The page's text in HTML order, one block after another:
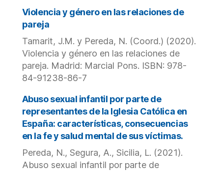
infantil.
victimización
sexual
contra
la
infancia
en
España:
y
líneas
de
actuación.
Violencia y género en las relaciones de
pareja
Tamarit, J.M. y Pereda, N. (Coord.) (2020).
Violencia y género en las relaciones de
pareja. Madrid: Marcial Pons. ISBN: 978-
84-91238-86-7
Abuso sexual infantil por parte de
representantes de la Iglesia Católica en
España: características, consecuencias
en la fe y salud mental de sus víctimas.
Pereda, N., Segura, A., Sicilia, L. (2021).
Abuso sexual infantil por parte de